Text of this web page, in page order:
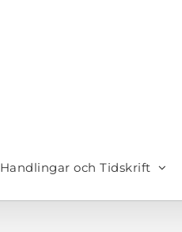
Handlingar och Tidskrift